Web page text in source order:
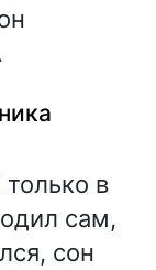
в
сам,
сон